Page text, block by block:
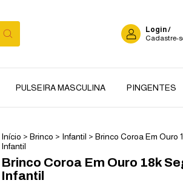
Login/
Cadastre-
PULSEIRA MASCULINA PINGENTES
Início > Brinco > Infantil > Brinco Coroa Em Ouro
Infantil
Brinco Coroa Em Ouro 18k
Infantil